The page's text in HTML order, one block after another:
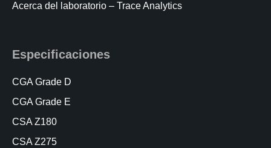
Acerca del laboratorio – Trace Analytics
Especificaciones
CGA Grade D
CGA Grade E
CSA Z180
CSA Z275